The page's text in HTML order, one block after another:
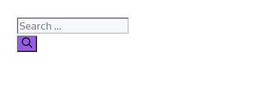
Search
for: